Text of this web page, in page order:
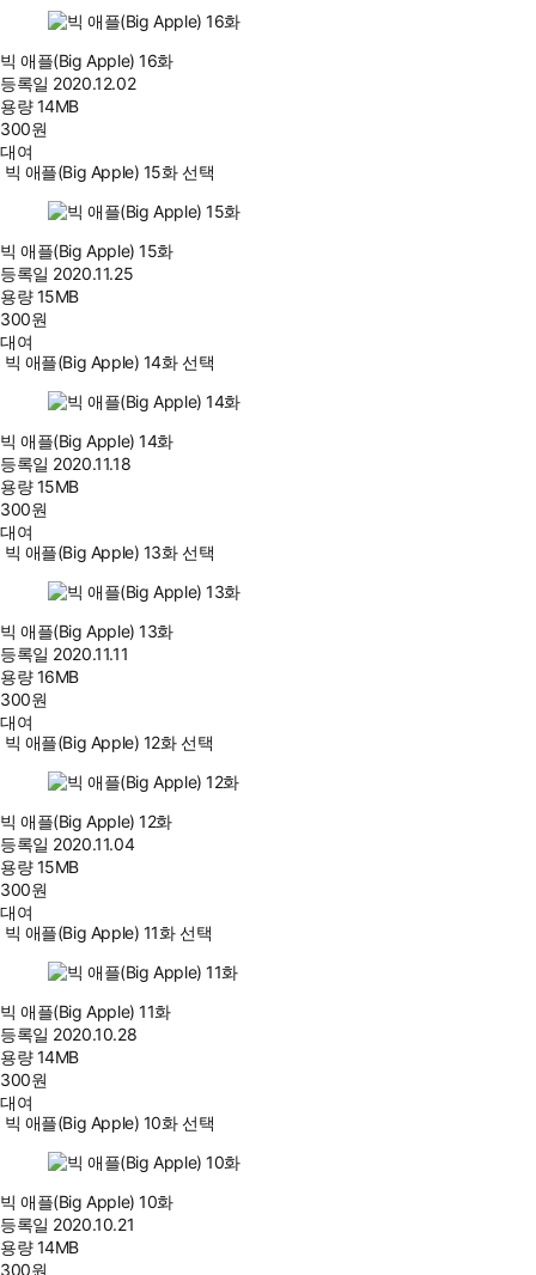
빅 애플(Big Apple) 16화
등록일 2020.12.02
용량14MB
300원
대여
빅 애플(Big Apple) 15화 선택
빅 애플(Big Apple) 15화
등록일 2020.11.25
용량15MB
300원
대여
빅 애플(Big Apple) 14화 선택
빅 애플(Big Apple) 14화
등록일 2020.11.18
용량15MB
300원
대여
빅 애플(Big Apple) 13화 선택
빅 애플(Big Apple) 13화
등록일 2020.11.11
용량16MB
300원
대여
빅 애플(Big Apple) 12화 선택
빅 애플(Big Apple) 12화
등록일 2020.11.04
용량15MB
300원
대여
빅 애플(Big Apple) 11화 선택
빅 애플(Big Apple) 11화
등록일 2020.10.28
용량14MB
300원
대여
빅 애플(Big Apple) 10화 선택
빅 애플(Big Apple) 10화
등록일 2020.10.21
용량14MB
300원